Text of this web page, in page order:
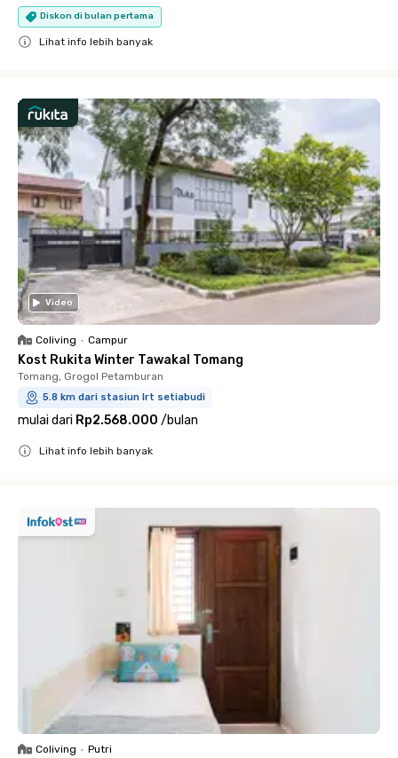
Diskon di bulan pertama
Lihat info lebih banyak
Video
Coliving • Campur
Kost Rukita Winter Tawakal Tomang
Tomang, Grogol Petamburan
5.8 km dari stasiun lrt setiabudi
mulai dari Rp2.568.000 /bulan
Lihat info lebih banyak
Coliving • Putri